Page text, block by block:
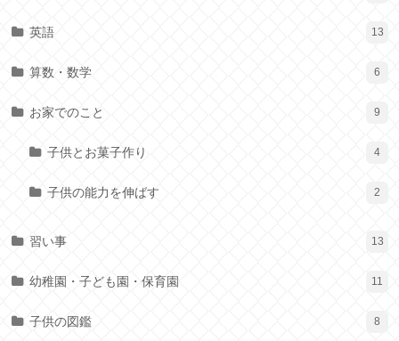
英語 13
算数・数学 6
お家でのこと 9
子供とお菓子作り 4
子供の能力を伸ばす 2
習い事 13
幼稚園・子ども園・保育園 11
子供の図鑑 8